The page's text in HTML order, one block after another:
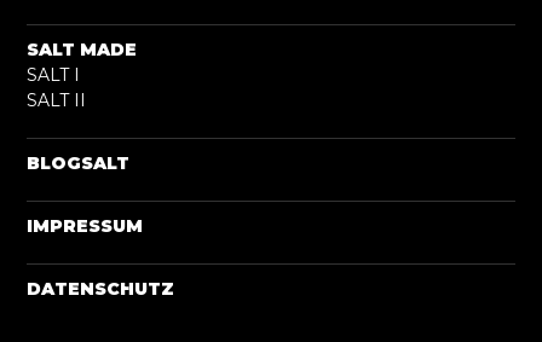
SALT MADE
SALT I
SALT II
BLOGSALT
IMPRESSUM
DATENSCHUTZ